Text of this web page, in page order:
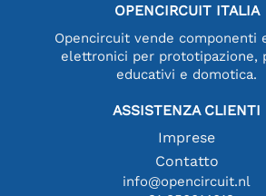
OPENCIRCUIT ITALIA
Opencircuit vende componenti
elettronici per prototipazione,
educativi e domotica.
ASSISTENZA CLIENTI
Imprese
Contatto
info@opencircuit.nl